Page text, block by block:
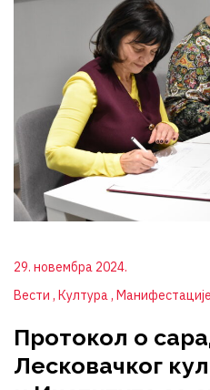
29. новембра 2024.
Вести Култура Манифестације
Протокол о
Лесковачког